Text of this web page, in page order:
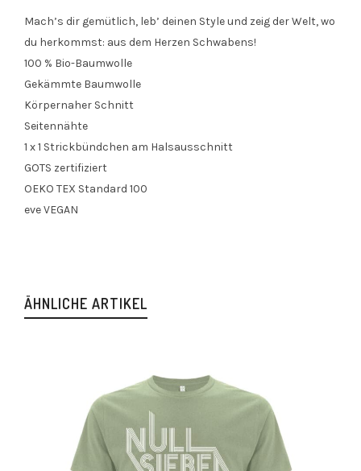
Mach’s dir gemütlich, leb’ deinen Style und zeig der Welt, wo
du herkommst: aus dem Herzen Schwabens!
100 % Bio-Baumwolle
Gekämmte Baumwolle
Körpernaher Schnitt
Seitennähte
1 x 1 Strickbündchen am Halsausschnitt
GOTS zertifiziert
OEKO TEX Standard 100
eve VEGAN
ÄHNLICHE ARTIKEL